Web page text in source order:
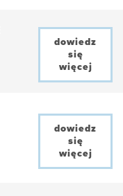
dowiedz
się
więcej
dowiedz
się
więcej